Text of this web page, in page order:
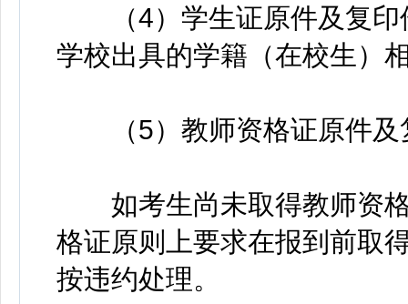
（4）学生证原件及复印
学校出具的学籍（在校生）
（5）教师资格证原件及
如考生尚未取得教师资格
格证原则上要求在报到前取
按违约处理。